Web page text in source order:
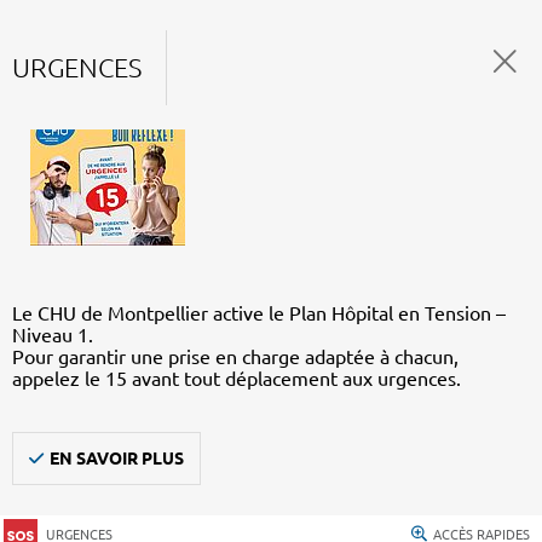
URGENCES
Le CHU de Montpellier active le Plan Hôpital en Tension –
Niveau 1.
Pour garantir une prise en charge adaptée à chacun,
appelez le 15 avant tout déplacement aux urgences.
EN SAVOIR PLUS
URGENCES ACCÈS RAPIDES